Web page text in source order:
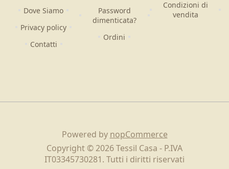
Dove Siamo
Privacy policy
Contatti
Password
dimenticata?
Ordini
Condizioni di
vendita
Powered by nopCommerce
Copyright © 2026 Tessil Casa - P.IVA
IT03345730281. Tutti i diritti riservati